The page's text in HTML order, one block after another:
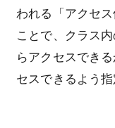
われる「アクセ
ことで、クラス
らアクセスでき
セスできるよう指